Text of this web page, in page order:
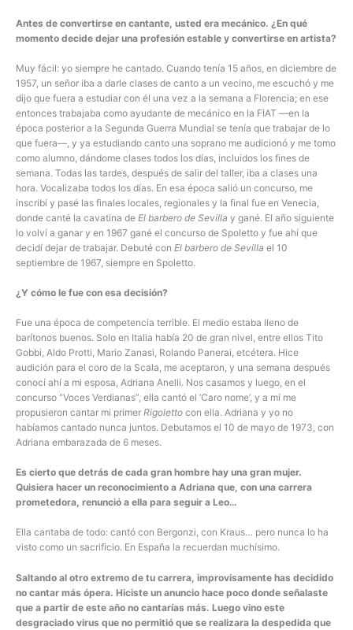
Antes de convertirse en cantante, usted era mecánico. ¿En qué
momento decide dejar una profesión estable y convertirse en artista?
Muy fácil: yo siempre he cantado. Cuando tenía 15 años, en diciembre de
1957, un señor iba a darle clases de canto a un vecino, me escuchó y me
dijo que fuera a estudiar con él una vez a la semana a Florencia; en ese
entonces trabajaba como ayudante de mecánico en la FIAT —en la
época posterior a la Segunda Guerra Mundial se tenía que trabajar de lo
que fuera—, y ya estudiando canto una soprano me audicionó y me tomo
como alumno, dándome clases todos los días, incluidos los fines de
semana. Todas las tardes, después de salir del taller, iba a clases una
hora. Vocalizaba todos los días. En esa época salió un concurso, me
inscribí y pasé las finales locales, regionales y la final fue en Venecia,
donde canté la cavatina de El barbero de Sevilla y gané. El año siguiente
lo volví a ganar y en 1967 gané el concurso de Spoletto y fue ahí que
decidí dejar de trabajar. Debuté con El barbero de Sevilla el 10
septiembre de 1967, siempre en Spoletto.
¿Y cómo le fue con esa decisión?
Fue una época de competencia terrible. El medio estaba lleno de
barítonos buenos. Solo en Italia había 20 de gran nivel, entre ellos Tito
Gobbi, Aldo Protti, Mario Zanasi, Rolando Panerai, etcétera. Hice
audición para el coro de la Scala, me aceptaron, y una semana después
conocí ahí a mi esposa, Adriana Anelli. Nos casamos y luego, en el
concurso “Voces Verdianas”, ella cantó el ‘Caro nome’, y a mí me
propusieron cantar mi primer Rigoletto con ella. Adriana y yo no
habíamos cantado nunca juntos. Debutamos el 10 de mayo de 1973, con
Adriana embarazada de 6 meses.
Es cierto que detrás de cada gran hombre hay una gran mujer.
Quisiera hacer un reconocimiento a Adriana que, con una carrera
prometedora, renunció a ella para seguir a Leo…
Ella cantaba de todo: cantó con Bergonzi, con Kraus… pero nunca lo ha
visto como un sacrificio. En España la recuerdan muchísimo.
Saltando al otro extremo de tu carrera, improvisamente has decidido
no cantar más ópera. Hiciste un anuncio hace poco donde señalaste
que a partir de este año no cantarías más. Luego vino este
desgraciado virus que no permitió que se realizara la despedida que